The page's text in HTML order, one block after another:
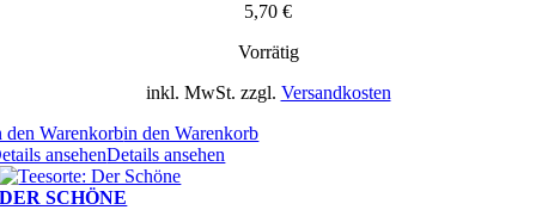
5,70 €
Vorrätig
inkl. MwSt. zzgl. Versandkosten
den Warenkorbin den Warenkorb
ansehenDetails ansehen
DER SCHÖNE